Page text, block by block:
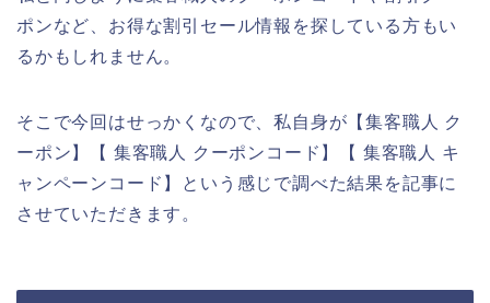
ポンなど、お得な割引セール情報を探している方もい
るかもしれません。
そこで今回はせっかくなので、私自身が【集客職人 ク
ーポン】【 集客職人 クーポンコード】【 集客職人 キ
ャンペーンコード】という感じで調べた結果を記事に
させていただきます。